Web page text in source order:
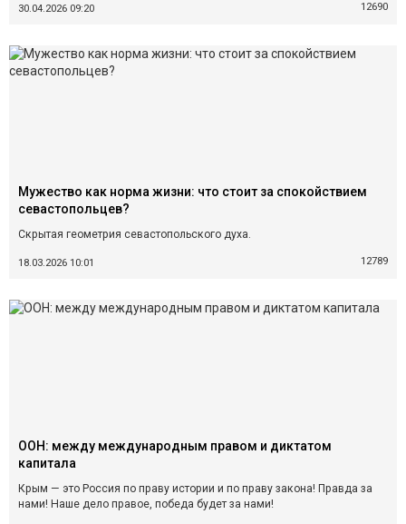
30.04.2026 09:20 12690
Мужество как норма жизни: что стоит за спокойствием
севастопольцев?
Скрытая геометрия севастопольского духа.
18.03.2026 10:01 12789
ООН: между международным правом и диктатом
капитала
Крым — это Россия по праву истории и по праву закона! Правда за
нами! Наше дело правое, победа будет за нами!